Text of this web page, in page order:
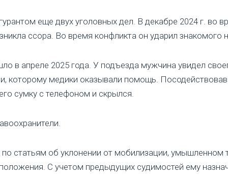
еще двух уголовных дел. В декабре 2024 г. во
ссора. Во время конфликта он ударил знакомого
в апреле 2025 года. У подъезда мужчина увидел
которому медики оказывали помощь.
сумку с телефоном и скрылся.
статьям об уклонении от мобилизации,
С учетом предыдущих судимостей ему